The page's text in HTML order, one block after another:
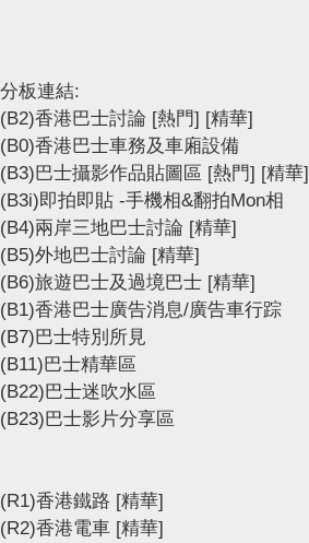
分板連結:
(B2)香港巴士討論 [熱門] [精華]
(B0)香港巴士車務及車廂設備
(B3)巴士攝影作品貼圖區 [熱門] [精華]
(B3i)即拍即貼 -手機相&翻拍Mon相
(B4)兩岸三地巴士討論 [精華]
(B5)外地巴士討論 [精華]
(B6)旅遊巴士及過境巴士 [精華]
(B1)香港巴士廣告消息/廣告車行踪
(B7)巴士特別所見
(B11)巴士精華區
(B22)巴士迷吹水區
(B23)巴士影片分享區
(R1)香港鐵路 [精華]
(R2)香港電車 [精華]